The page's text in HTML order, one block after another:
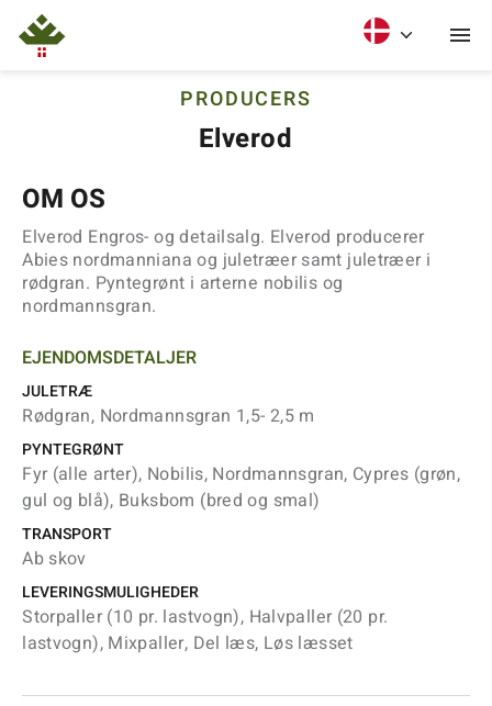
PRODUCERS
Elverod
OM OS
Elverod Engros- og detailsalg. Elverod producerer
Abies nordmanniana og juletræer samt juletræer i
rødgran. Pyntegrønt i arterne nobilis og
nordmannsgran.
EJENDOMSDETALJER
JULETRÆ
Rødgran, Nordmannsgran 1,5- 2,5 m
PYNTEGRØNT
Fyr (alle arter), Nobilis, Nordmannsgran, Cypres (grøn,
gul og blå), Buksbom (bred og smal)
TRANSPORT
Ab skov
LEVERINGSMULIGHEDER
Storpaller (10 pr. lastvogn), Halvpaller (20 pr.
lastvogn), Mixpaller, Del læs, Løs læsset